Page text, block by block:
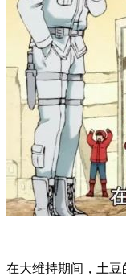
在大维持期间，土豆